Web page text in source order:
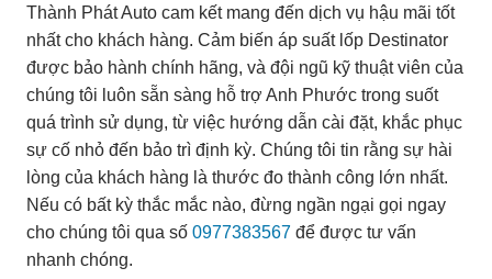
Thành Phát Auto cam kết mang đến dịch vụ hậu mãi tốt
nhất cho khách hàng. Cảm biến áp suất lốp Destinator
được bảo hành chính hãng, và đội ngũ kỹ thuật viên của
chúng tôi luôn sẵn sàng hỗ trợ Anh Phước trong suốt
quá trình sử dụng, từ việc hướng dẫn cài đặt, khắc phục
sự cố nhỏ đến bảo trì định kỳ. Chúng tôi tin rằng sự hài
lòng của khách hàng là thước đo thành công lớn nhất.
Nếu có bất kỳ thắc mắc nào, đừng ngần ngại gọi ngay
cho chúng tôi qua số 0977383567 để được tư vấn
nhanh chóng.